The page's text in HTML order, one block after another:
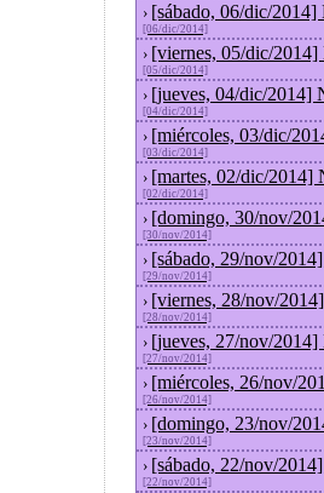
› [sábado, 06/dic/2014]
[06/dic/2014]
› [viernes, 05/dic/2014]
[05/dic/2014]
› [jueves, 04/dic/2014]
[04/dic/2014]
› [miércoles, 03/dic/
[03/dic/2014]
› [martes, 02/dic/2014]
[02/dic/2014]
› [domingo, 30/nov/
[30/nov/2014]
› [sábado, 29/nov/
[29/nov/2014]
› [viernes, 28/nov/
[28/nov/2014]
› [jueves, 27/nov/2014]
[27/nov/2014]
› [miércoles, 26/nov/
[26/nov/2014]
› [domingo, 23/nov/
[23/nov/2014]
› [sábado, 22/nov/
[22/nov/2014]